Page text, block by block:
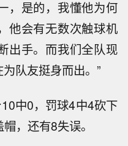
，是的，我懂他为何
他会有无数次触球机
出手。而我们全队现
队友挺身而出。”
中0，罚球4中4砍下
，还有8失误。